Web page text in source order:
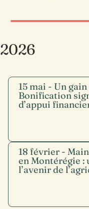
2026
15 mai - Un
Bonification
d’appui
18 février -
en Montérégie :
l’avenir de